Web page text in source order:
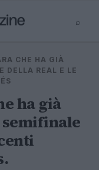
⌕
CHE HA GIÀ
DELLA REAL E LE
ha già